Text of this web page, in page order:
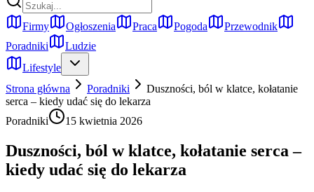
Firmy Ogłoszenia Praca Pogoda
Przewodnik
Poradniki
Ludzie
Lifestyle
Strona główna
Poradniki
Duszności, ból w klatce, kołatanie
serca – kiedy udać się do lekarza
Poradniki
15 kwietnia 2026
Duszności, ból w klatce, kołatanie serca –
kiedy udać się do lekarza